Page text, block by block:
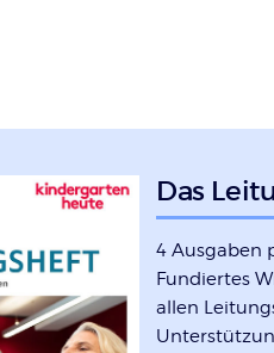
Das
4 Ausgaben
Fundiertes
allen